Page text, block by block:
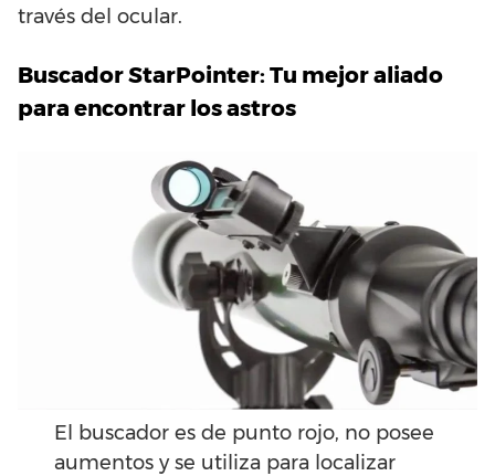
través del ocular.
Buscador StarPointer: Tu mejor aliado
para encontrar los astros
El buscador es de punto rojo, no posee
aumentos y se utiliza para localizar